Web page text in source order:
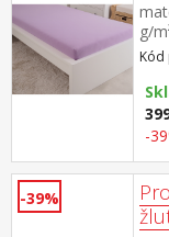
g/
Kód
-
-39%